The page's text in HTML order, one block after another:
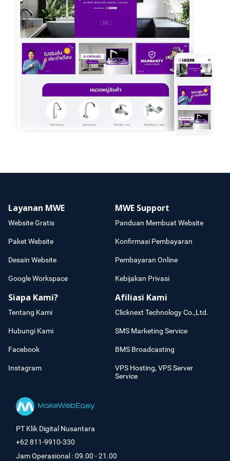
Layanan MWE
Website Gratis
Paket Website
Desain Website
Google Workspace
MWE Support
Panduan Membuat Website
Konfirmasi Pembayaran
Pembayaran Online
Kebijakan Privasi
Siapa Kami?
Tentang Kami
Hubungi Kami
Facebook
Instagram
Afiliasi Kami
Clicknext Technology Co.,Ltd.
SMS Marketing Service
BMS Broadcasting
VPS Hosting, VPS Server
Service
PT Klik Digital Nusantara
+62 811-9910-330
Jam Operasional : 09.00 - 21.00